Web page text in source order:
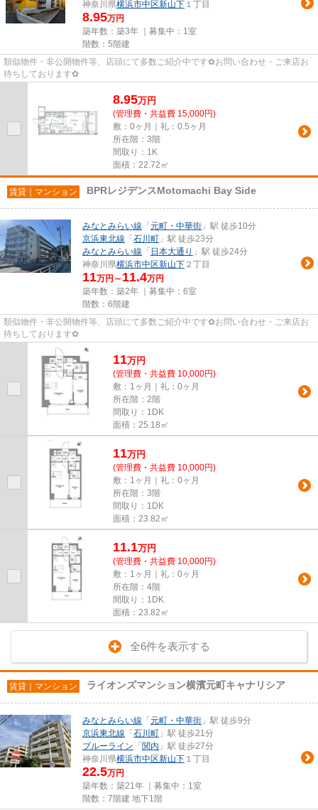
神奈川県横浜市中区新山下 １丁目
8.95万円
築年数：築3年 ｜募集中： 1室
階数：5階建
類似物件・非公開物件等、店頭にて多数ご紹介中です✿お問い合わせ・ご来店お
待ちしております✿
8.95万円
(管理費・共益費 15,000円)
敷：0ヶ月｜礼：0.5ヶ月
所在階：3階
間取り：1K
面積：22.72㎡
賃貸｜マンション BPRレジデンスMotomachi Bay Side
みなとみらい線 「 元町・中華街 」駅 徒歩10分
京浜東北線 「 石川町 」駅 徒歩23分
みなとみらい線 「 日本大通り 」駅 徒歩24分
神奈川県横浜市中区新山下 ２丁目
11万円～ 11.4万円
築年数：築2年 ｜募集中： 6室
階数：6階建
類似物件・非公開物件等、店頭にて多数ご紹介中です✿お問い合わせ・ご来店お
待ちしております✿
11万円
(管理費・共益費 10,000円)
敷：1ヶ月｜礼：0ヶ月
所在階：2階
間取り：1DK
面積：25.18㎡
11万円
(管理費・共益費 10,000円)
敷：1ヶ月｜礼：0ヶ月
所在階：3階
間取り：1DK
面積：23.82㎡
11.1万円
(管理費・共益費 10,000円)
敷：1ヶ月｜礼：0ヶ月
所在階：4階
間取り：1DK
面積：23.82㎡
全6件を表示する
賃貸｜マンション ライオンズマンション横濱元町キャナリシア
みなとみらい線 「 元町・中華街 」駅 徒歩9分
京浜東北線 「 石川町 」駅 徒歩21分
ブルーライン 「 関内 」駅 徒歩27分
神奈川県横浜市中区新山下 １丁目
22.5万円
築年数：築21年 ｜募集中： 1室
階数：7階建 地下1階